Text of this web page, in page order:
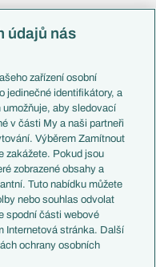
soutěž
údajů nás
zařízení osobní
jedinečné identifikátory, a
aby sledovací
v části My a naši partneři
Výběrem Zamítnout
zakážete. Pokud jsou
zobrazené obsahy a
Tuto nabídku můžete
nebo souhlas odvolat
spodní části webové
Internetová stránka. Další
ochrany osobních